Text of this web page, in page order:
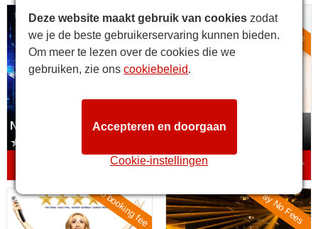
Now You See Me Bespaar 38%
Now You See Me
30,49€
Wicked Special Prices
Wicked
vanaf
Titanique no booking fee ABBA Voyage Pay No Fees
Deze website maakt gebruik van cookies zodat
we je de beste gebruikerservaring kunnen bieden.
Om meer te lezen over de cookies die we
gebruiken, zie onscookiebeleid.
Cookie-instellingen
Accepteren en doorgaan